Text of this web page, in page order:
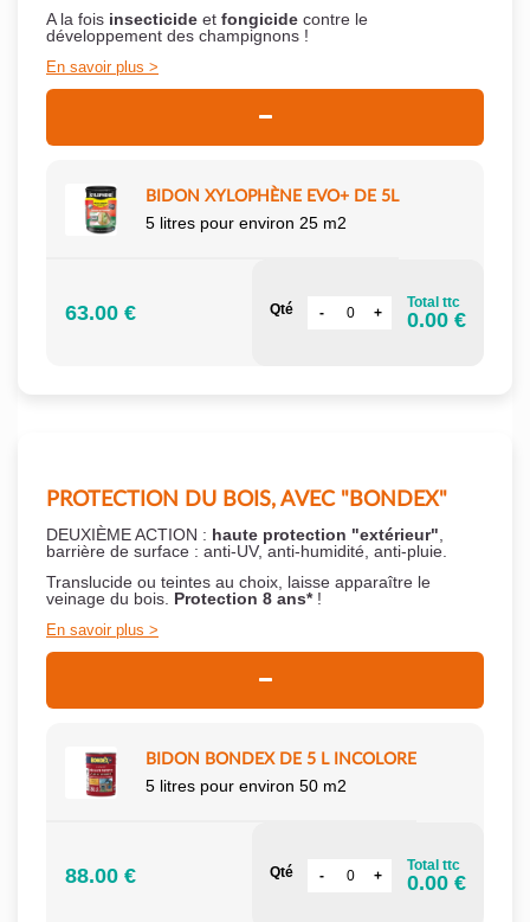
A la fois insecticide et fongicide contre le
développement des champignons !
En savoir plus
BIDON XYLOPHÈNE EVO+ DE 5L
5 litres pour environ 25 m2
63.00 € Qté Total ttc
0.00 €
PROTECTION DU BOIS, AVEC "BONDEX"
DEUXIÈME ACTION : haute protection "extérieur"
barrière de surface : anti-UV, anti-humidité, anti-pluie.
Translucide ou teintes au choix, laisse apparaître le
veinage du bois. Protection 8 ans*!
En savoir plus
BIDON BONDEX DE 5 L INCOLORE
5 litres pour environ 50 m2
88.00 € Qté Total ttc
0.00 €